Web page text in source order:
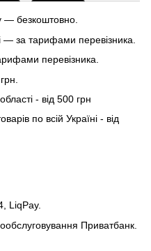
— безкоштовно.
за тарифами перевізника.
перевізника.
- від 500 грн
по всій Україні - від
LiqPay.
Приватбанк.